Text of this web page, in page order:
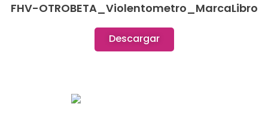
FHV-OTROBETA_Violentometro_MarcaLibro
Descargar